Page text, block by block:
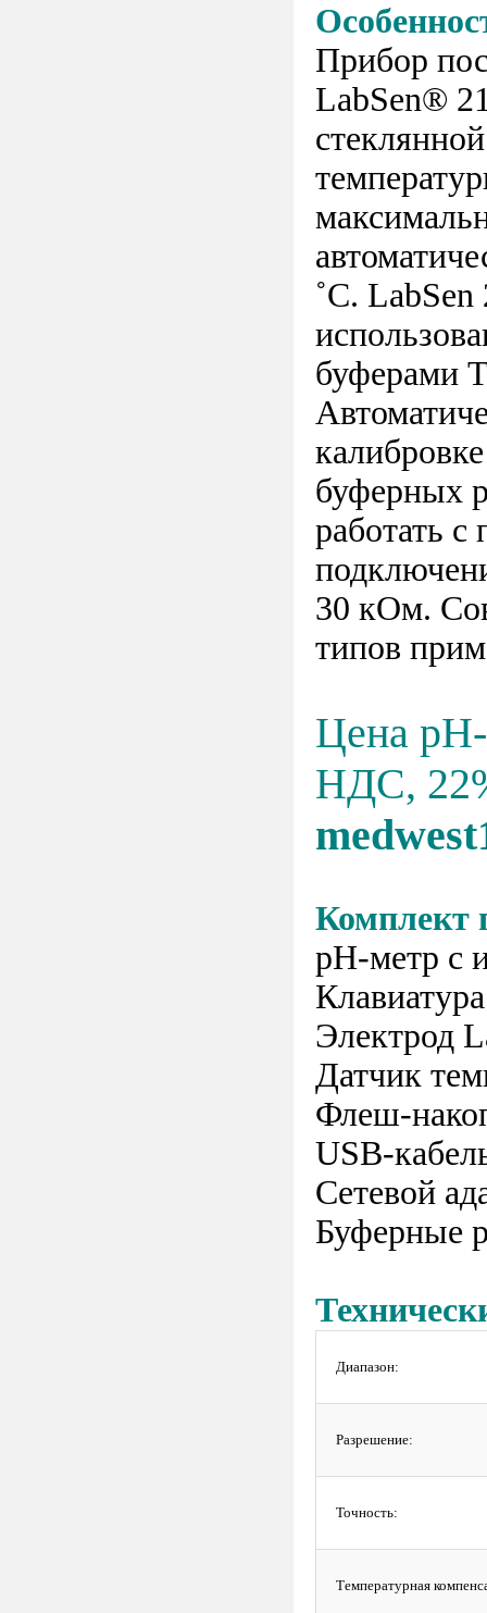
Прибор
LabSen®
˚C.
буферами
буферных
работать с
30 кОм.
типов
Цена
НДС,
Комплект
рН-метр с
Электрод
Датчик
Флеш-
USB-
Сетевой
Буферные
Диапазон:
Разрешение:
Точность:
Температурная